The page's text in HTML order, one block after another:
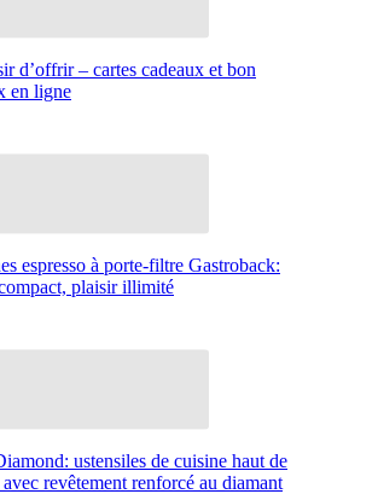
d’offrir – cartes cadeaux et bon
en ligne
espresso à porte-filtre Gastroback:
plaisir illimité
ustensiles de cuisine haut de
avec revêtement renforcé au diamant